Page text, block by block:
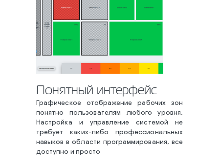
Понятный интерфейс
Графическое отображение рабочих зон
понятно пользователям любого уровня.
Настройка и управление системой не
требует каких-либо профессиональных
навыков в области программирования, все
доступно и просто